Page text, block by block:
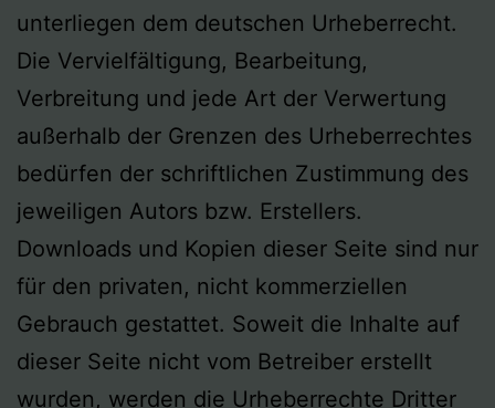
unterliegen dem deutschen Urheberrecht.
Die Vervielfältigung, Bearbeitung,
Verbreitung und jede Art der Verwertung
außerhalb der Grenzen des Urheberrechtes
bedürfen der schriftlichen Zustimmung des
jeweiligen Autors bzw. Erstellers.
Downloads und Kopien dieser Seite sind nur
für den privaten, nicht kommerziellen
Gebrauch gestattet. Soweit die Inhalte auf
dieser Seite nicht vom Betreiber erstellt
wurden, werden die Urheberrechte Dritter